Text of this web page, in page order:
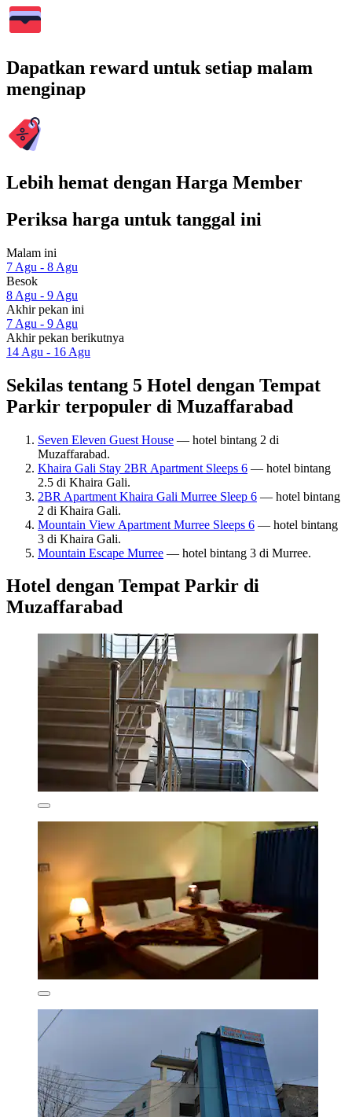
Dapatkan reward untuk setiap malam
menginap
Lebih hemat dengan Harga Member
Periksa harga untuk tanggal ini
Malam ini
7 Agu - 8 Agu
Besok
8 Agu - 9 Agu
Akhir pekan ini
7 Agu - 9 Agu
Akhir pekan berikutnya
14 Agu - 16 Agu
Sekilas tentang 5 Hotel dengan Tempat
Parkir terpopuler di Muzaffarabad
Seven Eleven Guest House — hotel bintang 2 di
Muzaffarabad.
Khaira Gali Stay 2BR Apartment Sleeps 6 — hotel bintang
2.5 di Khaira Gali.
2BR Apartment Khaira Gali Murree Sleep 6 — hotel bintang
2 di Khaira Gali.
Mountain View Apartment Murree Sleeps 6 — hotel bintang
3 di Khaira Gali.
Mountain Escape Murree — hotel bintang 3 di Murree.
Hotel dengan Tempat Parkir di
Muzaffarabad